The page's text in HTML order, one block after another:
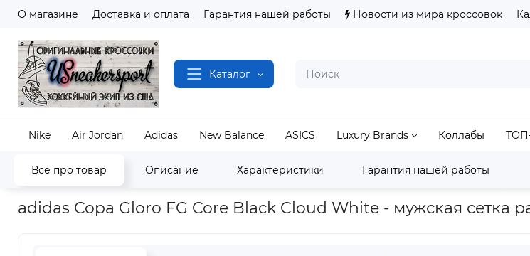
О магазине Доставка и оплата Гарантия нашей работы Новости из мира кроссовок
Каталог
Nike Air Jordan Adidas New Balance ASICS Luxury Brands Коллабы
Все про товар Описание Характеристики Гарантия нашей работы
Наш магазин Полный каталог кроссовок Adidas Predator/F50/Copa Adidas Copa
adidas Copa Gloro FG Core Black Cloud White - мужская сетка